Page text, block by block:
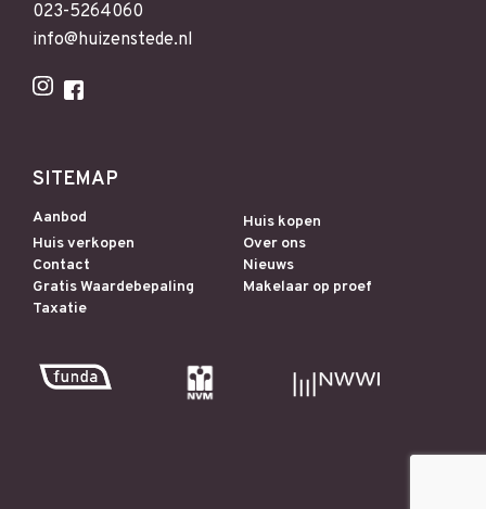
023-5264060
info@huizenstede.nl
SITEMAP
Aanbod
Huis kopen
Huis verkopen
Over ons
Contact
Nieuws
Gratis Waardebepaling
Makelaar op proef
Taxatie